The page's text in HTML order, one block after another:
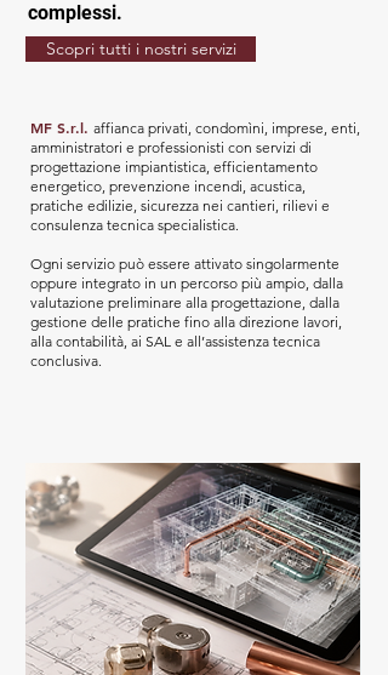
complessi.
Scopri tutti i nostri servizi
MF S.r.l. affianca privati, condomìni, imprese, enti,
amministratori e professionisti con servizi di
progettazione impiantistica, efficientamento
energetico, prevenzione incendi, acustica,
pratiche edilizie, sicurezza nei cantieri, rilievi e
consulenza tecnica specialistica.
Ogni servizio può essere attivato singolarmente
oppure integrato in un percorso più ampio, dalla
valutazione preliminare alla progettazione, dalla
gestione delle pratiche fino alla direzione lavori,
alla contabilità, ai SAL e all’assistenza tecnica
conclusiva.